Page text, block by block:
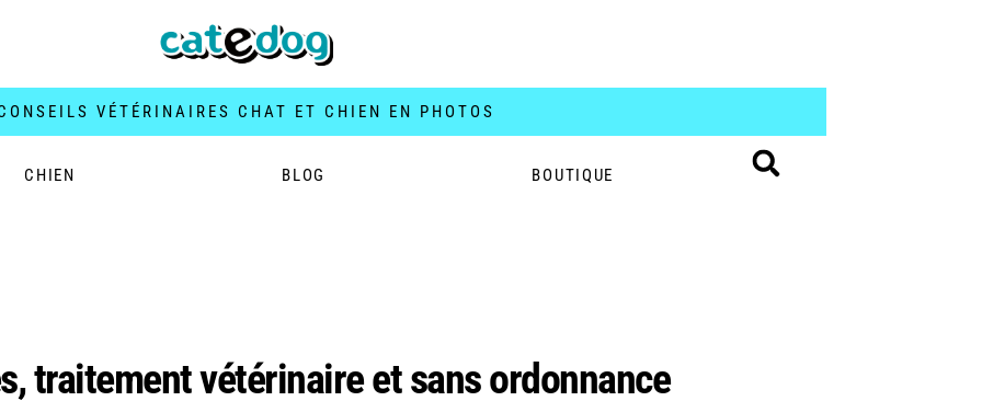
VÉTÉRINAIRES CHAT ET CHIEN EN PHOTOS
CHIEN BLOG BOUTIQUE
traitement vétérinaire et sans ordonnance